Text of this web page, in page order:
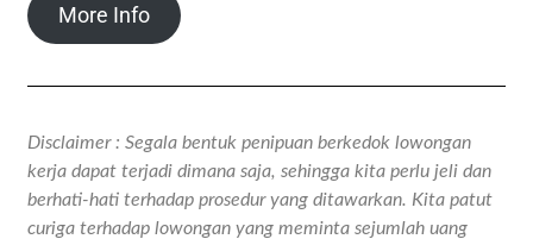
More Info
Disclaimer : Segala bentuk penipuan berkedok lowongan
kerja dapat terjadi dimana saja, sehingga kita perlu jeli dan
berhati-hati terhadap prosedur yang ditawarkan. Kita patut
curiga terhadap lowongan yang meminta sejumlah uang